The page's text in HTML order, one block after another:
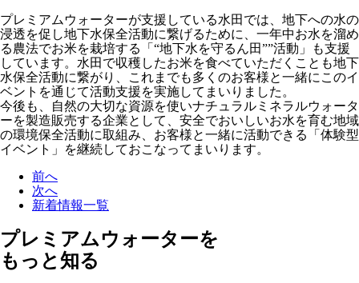
プレミアムウォーターが支援している水田では、地下への水の
浸透を促し地下水保全活動に繋げるために、一年中お水を溜め
る農法でお米を栽培する「“地下水を守るん田””活動」も支援
しています。水田で収穫したお米を食べていただくことも地下
水保全活動に繋がり、これまでも多くのお客様と一緒にこのイ
ベントを通じて活動支援を実施してまいりました。
今後も、自然の大切な資源を使いナチュラルミネラルウォータ
ーを製造販売する企業として、安全でおいしいお水を育む地域
の環境保全活動に取組み、お客様と一緒に活動できる「体験型
イベント」を継続しておこなってまいります。
前へ
次へ
新着情報一覧
プレミアムウォーターを
もっと知る